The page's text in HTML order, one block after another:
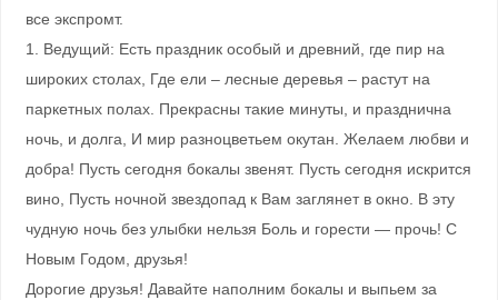
все экспромт.
1. Ведущий: Есть праздник особый и древний, где пир на
широких столах, Где ели – лесные деревья – растут на
паркетных полах. Прекрасны такие минуты, и празднична
ночь, и долга, И мир разноцветьем окутан. Желаем любви и
добра! Пусть сегодня бокалы звенят. Пусть сегодня искрится
вино, Пусть ночной звездопад к Вам заглянет в окно. В эту
чудную ночь без улыбки нельзя Боль и горести — прочь! С
Новым Годом, друзья!
Дорогие друзья! Давайте наполним бокалы и выпьем за